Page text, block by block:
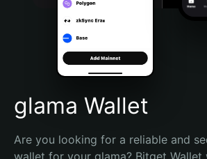
Português (Brasil)
Español (Argentina)
glama Wallet
Are you looking for a reliable and
wallet for your glama? Bitget